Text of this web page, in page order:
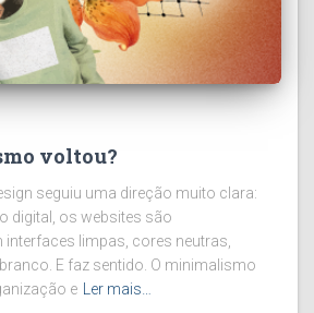
voltou?
seguiu uma direção muito clara:
digital, os websites são
limpas, cores neutras,
E faz sentido. O minimalismo
e
Ler mais…